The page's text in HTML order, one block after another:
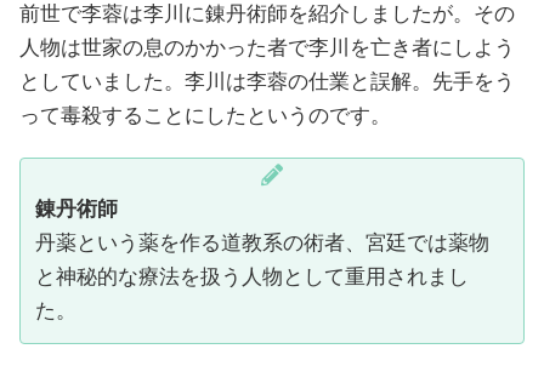
前世で李蓉は李川に錬丹術師を紹介しましたが。その
人物は世家の息のかかった者で李川を亡き者にしよう
としていました。李川は李蓉の仕業と誤解。先手をう
って毒殺することにしたというのです。
錬丹術師
丹薬という薬を作る道教系の術者、宮廷では薬物
と神秘的な療法を扱う人物として重用されまし
た。